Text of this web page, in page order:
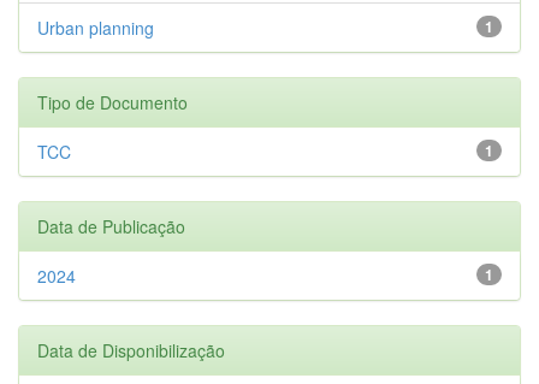
1
Urban planning
Tipo de Documento
1
TCC
Data de Publicação
1
2024
Data de Disponibilização